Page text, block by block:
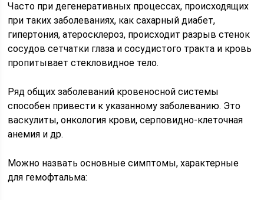
Часто при дегенеративных процессах, происходящих
при таких заболеваниях, как сахарный диабет,
гипертония, атеросклероз, происходит разрыв стенок
сосудов сетчатки глаза и сосудистого тракта и кровь
пропитывает стекловидное тело.
Ряд общих заболеваний кровеносной системы
способен привести к указанному заболеванию. Это
васкулиты, онкология крови, серповидно-клеточная
анемия и др.
Можно назвать основные симптомы, характерные
для гемофтальма: